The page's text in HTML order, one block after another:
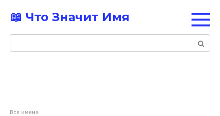
контенту
📖 Что Значит Имя
Поиск:
Все имена